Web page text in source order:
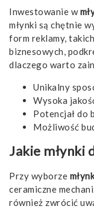
Inwestowanie w
młynki są chętnie
form reklamy,
biznesowych,
dlaczego warto
Unikalny
Wysoka
Potencjał do
Możliwość
Jakie młynki
Przy wyborze
ceramiczne
również zwrócić